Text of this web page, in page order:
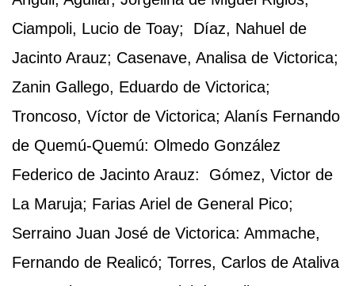
Ciampoli, Lucio de Toay; Díaz, Nahuel de
Jacinto Arauz; Casenave, Analisa de Victorica;
Zanin Gallego, Eduardo de Victorica;
Troncoso, Víctor de Victorica; Alanís Fernando
de Quemú-Quemú: Olmedo González
Federico de Jacinto Arauz: Gómez, Victor de
La Maruja; Farias Ariel de General Pico;
Serraino Juan José de Victorica: Ammache,
Fernando de Realicó; Torres, Carlos de Ataliva